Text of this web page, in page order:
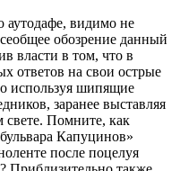
аутодафе, видимо не
обозрение данный
власти в том, что в
ответов на свои острые
используя шипящие
заранее выставляя
свете. Помните, как
Капуцинов»
после поцелуя